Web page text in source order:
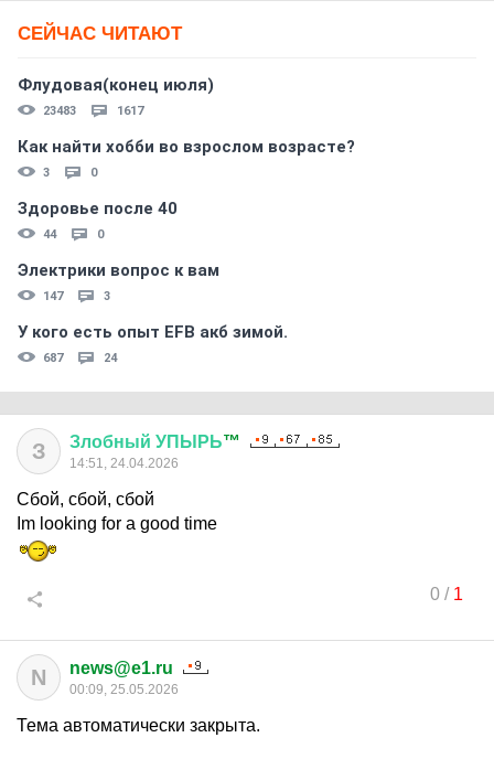
СЕЙЧАС ЧИТАЮТ
Флудовая(конец июля)
23483 1617
Как найти хобби во взрослом возрасте?
3 0
Здоровье после 40
44 0
Электрики вопрос к вам
147 3
У кого есть опыт EFB акб зимой.
687 24
З Злобный УПЫРЬ™
14:51, 24.04.2026
Сбой, сбой, сбой
Im looking for a good time
0/ 1
N news@e1.ru
00:09, 25.05.2026
Тема автоматически закрыта.